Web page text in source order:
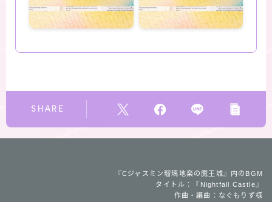
SHARE
『Cジャスミン瑠璃地楽の魔王城』内のBGM
タイトル：『Nightfall Castle』
作曲・編曲：なぐもりず様